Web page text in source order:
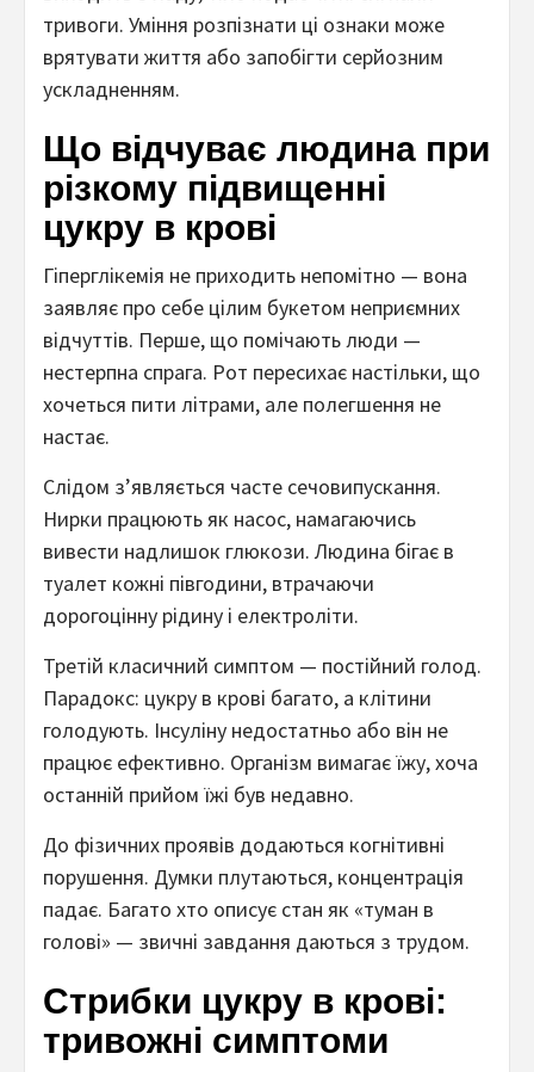
тривоги. Уміння розпізнати ці ознаки може
врятувати життя або запобігти серйозним
ускладненням.
Що відчуває людина при
різкому підвищенні
цукру в крові
Гіперглікемія не приходить непомітно — вона
заявляє про себе цілим букетом неприємних
відчуттів. Перше, що помічають люди —
нестерпна спрага. Рот пересихає настільки, що
хочеться пити літрами, але полегшення не
настає.
Слідом з’являється часте сечовипускання.
Нирки працюють як насос, намагаючись
вивести надлишок глюкози. Людина бігає в
туалет кожні півгодини, втрачаючи
дорогоцінну рідину і електроліти.
Третій класичний симптом — постійний голод.
Парадокс: цукру в крові багато, а клітини
голодують. Інсуліну недостатньо або він не
працює ефективно. Організм вимагає їжу, хоча
останній прийом їжі був недавно.
До фізичних проявів додаються когнітивні
порушення. Думки плутаються, концентрація
падає. Багато хто описує стан як «туман в
голові» — звичні завдання даються з трудом.
Стрибки цукру в крові:
тривожні симптоми